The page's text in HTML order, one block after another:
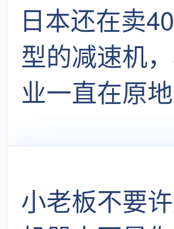
日本还在卖
型的减速机
业一直在原地
小老板不要许